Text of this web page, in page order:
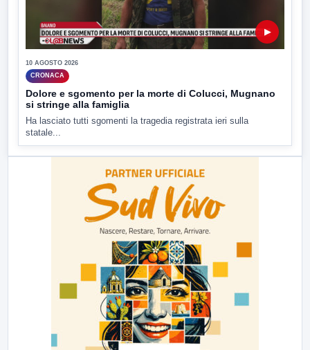
▶
10 AGOSTO 2026
CRONACA
Dolore e sgomento per la morte di Colucci, Mugnano
si stringe alla famiglia
Ha lasciato tutti sgomenti la tragedia registrata ieri sulla
statale...